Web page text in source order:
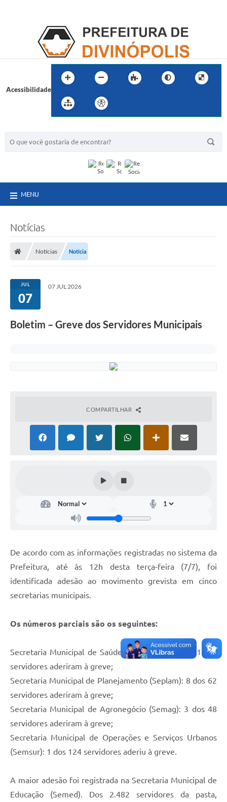
Acessibilidade
MENU
Notícias
Notícias Notícia
JUL
07
07 JUL 2026
Boletim – Greve dos Servidores Municipais
COMPARTILHAR
De acordo com as informações registradas no sistema da
Prefeitura, até às 12h desta terça-feira (7/7), foi
identificada adesão ao movimento grevista em cinco
secretarias municipais.
Os números parciais são os seguintes:
Secretaria Municipal de Saúde (Semusa): 170 dos 1.924
servidores aderiram à greve;
Secretaria Municipal de Planejamento (Seplam): 8 dos 62
servidores aderiram à greve;
Secretaria Municipal de Agronegócio (Semag): 3 dos 48
servidores aderiram à greve;
Secretaria Municipal de Operações e Serviços Urbanos
(Semsur): 1 dos 124 servidores aderiu à greve.
A maior adesão foi registrada na Secretaria Municipal de
Educação (Semed). Dos 2.482 servidores da pasta,